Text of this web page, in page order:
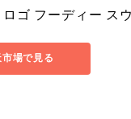
ゴ フーディー ス
場で見る